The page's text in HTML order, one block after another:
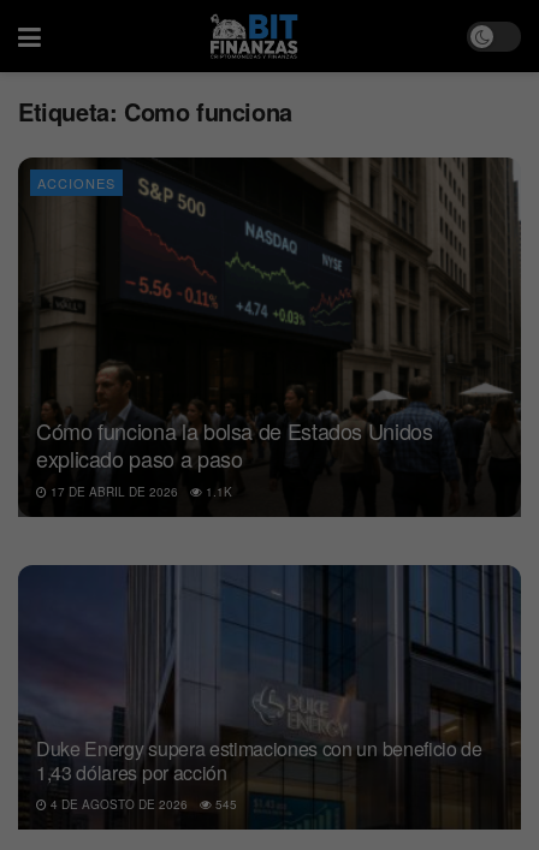
Etiqueta: Como funciona
ACCIONES
Cómo funciona la bolsa de Estados Unidos
explicado paso a paso
17 DE ABRIL DE 2026 1.1K
Duke Energy supera estimaciones con un beneficio de
1,43 dólares por acción
4 DE AGOSTO DE 2026 545